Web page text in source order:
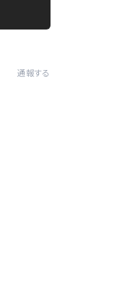
通報する